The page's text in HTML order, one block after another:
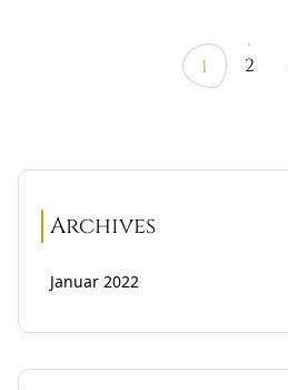
1 2
Archives
Januar 2022